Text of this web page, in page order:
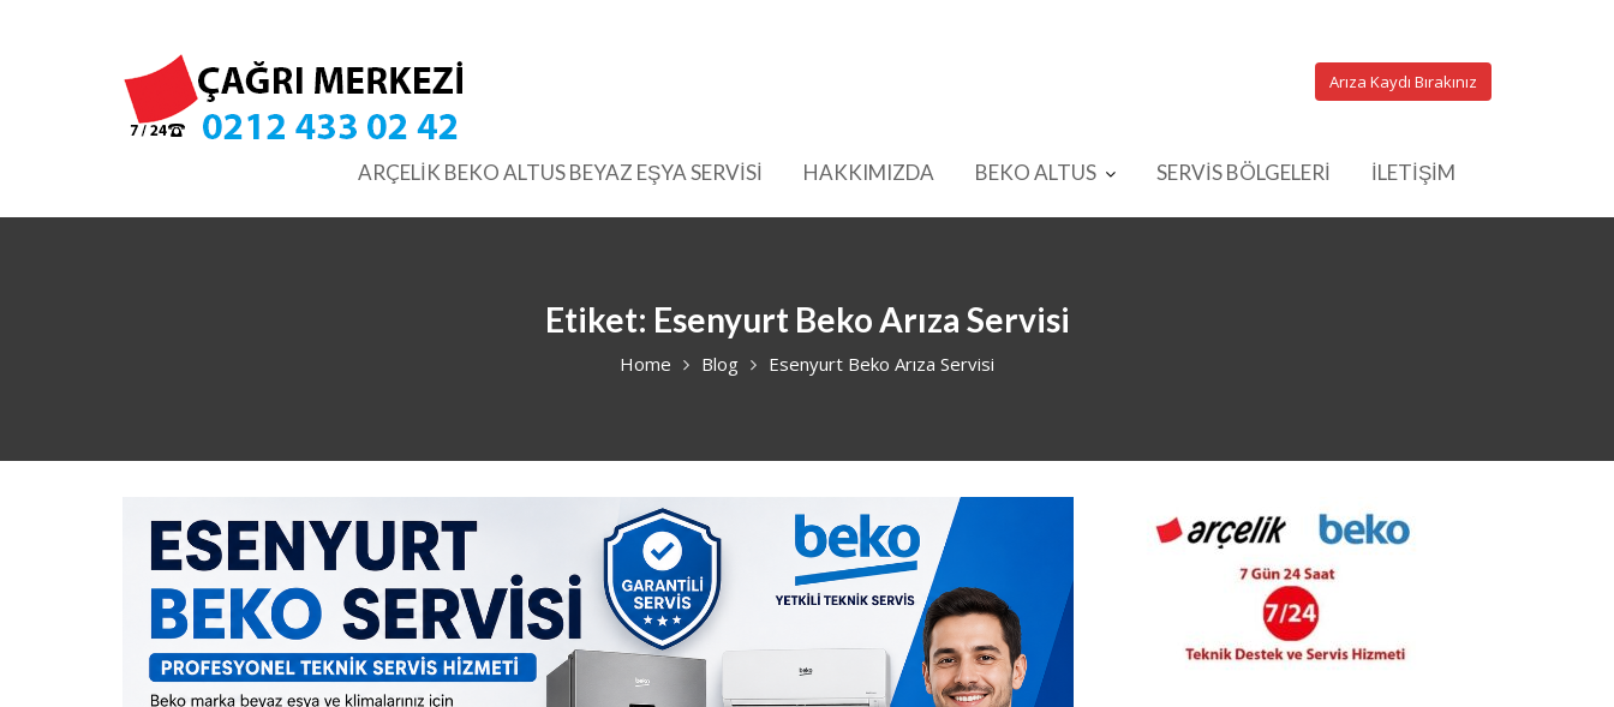
Arıza Kaydı Bırakınız
ARÇELİK BEKO ALTUS BEYAZ EŞYA SERVİSİ HAKKIMIZDA BEKO ALTUS SERVİS BÖLGELERİ İLETİŞİM
Etiket: Esenyurt Beko Arıza Servisi
Home Blog Esenyurt Beko Arıza Servisi